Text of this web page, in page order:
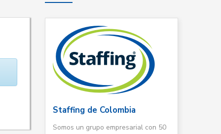
Staffing de Colombia
Somos un grupo empresarial con 50